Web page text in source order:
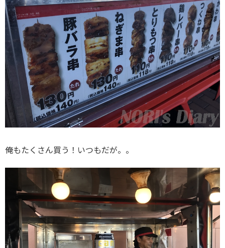
俺もたくさん買う！いつもだが。。